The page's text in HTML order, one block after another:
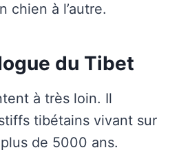
chien à l’autre.
du Tibet
à très loin. Il
tibétains vivant sur
de 5000 ans.